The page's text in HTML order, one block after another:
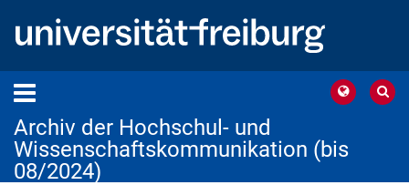
Archiv der Hochschul- und
Wissenschaftskommunikation (bis
08/2024)